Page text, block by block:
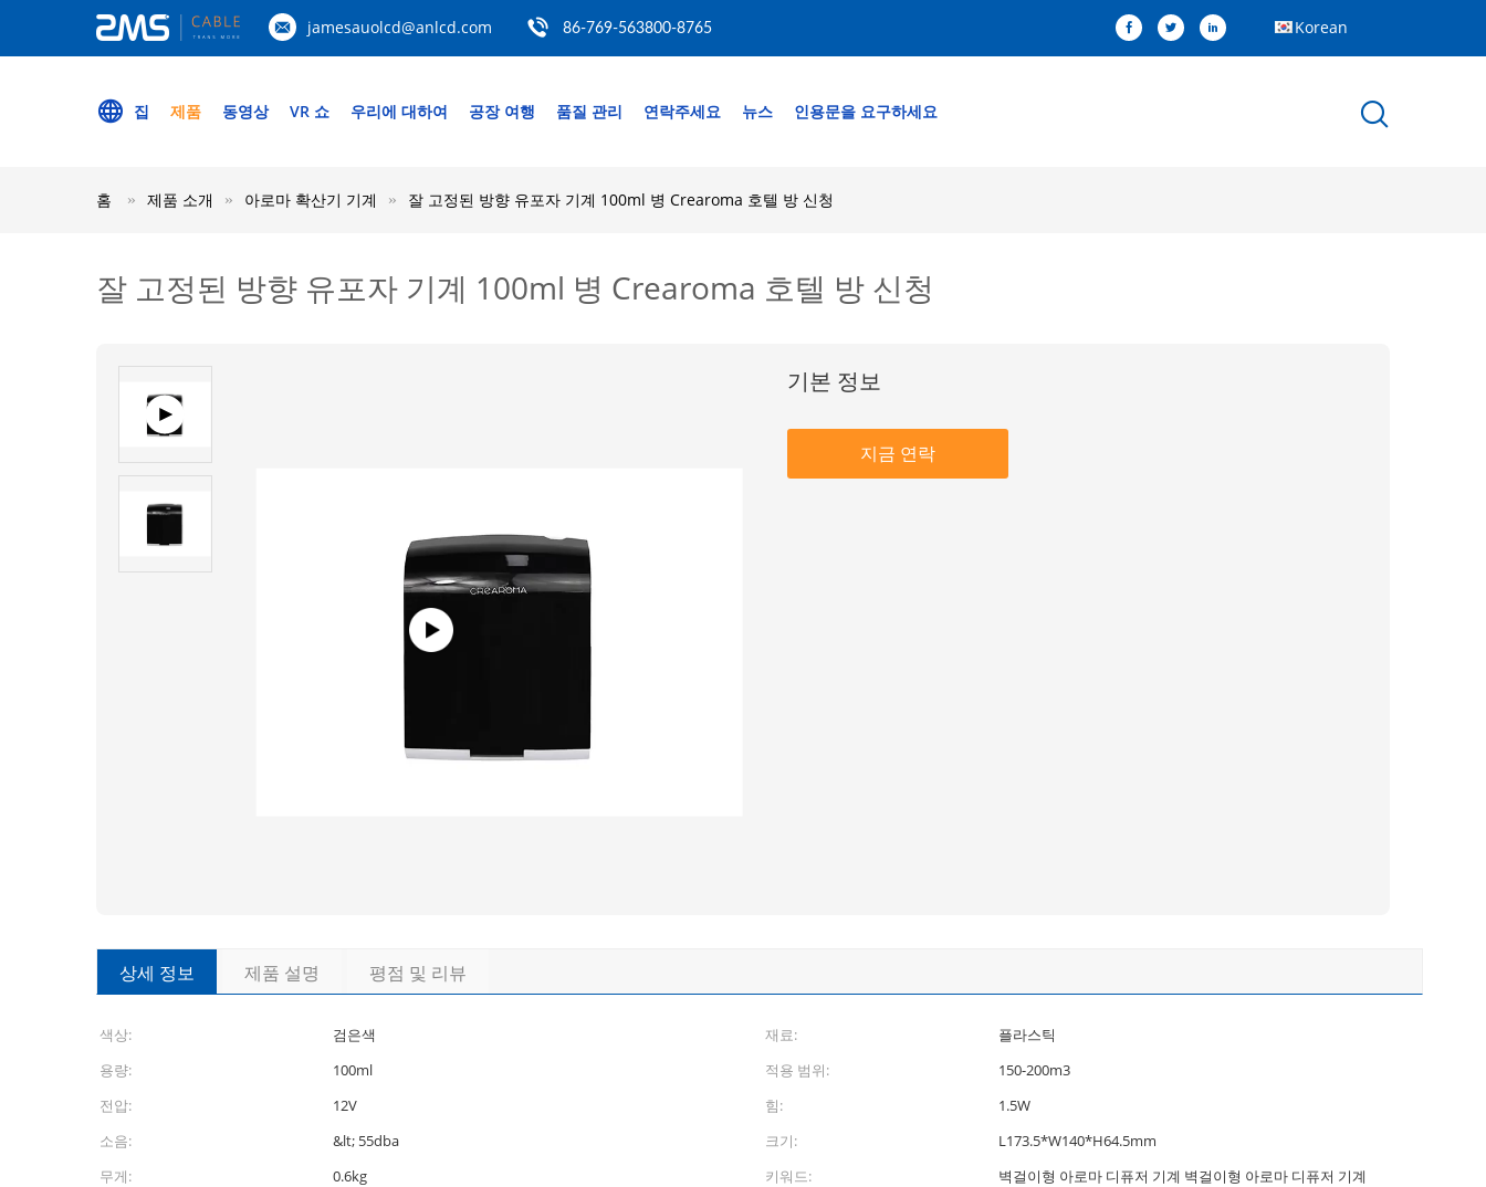
jamesauolcd@anlcd.com 86-769-563800-8765 Korean
집 제품 동영상 VR 쇼 우리에 대하여 공장 여행 품질 관리 연락주세요 뉴스 인용문을 요구하세요
홈 제품 소개 아로마 확산기 기계 잘 고정된 방향 유포자 기계 100ml 병 Crearoma 호텔 방 신청
잘 고정된 방향 유포자 기계 100ml 병 Crearoma 호텔 방 신청
기본 정보
지금 연락
상세 정보 제품 설명 평점 및 리뷰
색상: 검은색 재료:
플라스틱
용량:
100ml 적용 범위:
150-200m3
전압:
12V 힘:
1.5W
소음:
&lt; 55dba 크기:
L173.5*W140*H64.5mm
무게:
0.6kg 키워드:
벽걸이형 아로마 디퓨저 기계 벽걸이형 아로마 디퓨저 기계